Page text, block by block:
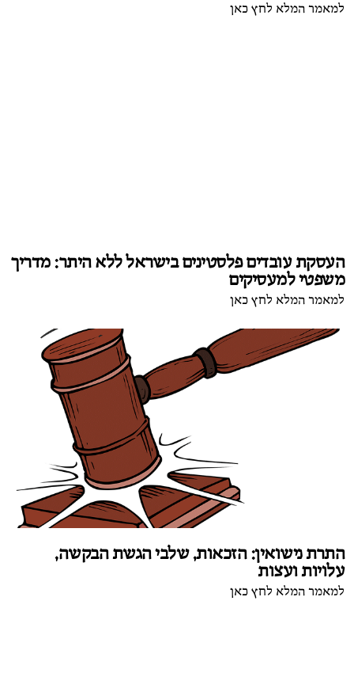
למאמר המלא לחץ כאן
העסקת עובדים פלסטינים בישראל ללא היתר: מדריך
משפטי למעסיקים
למאמר המלא לחץ כאן
התרת נישואין: הזכאות, שלבי הגשת הבקשה,
עלויות ועצות
למאמר המלא לחץ כאן